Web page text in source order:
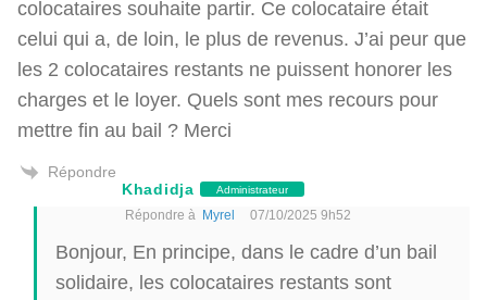
colocataires souhaite partir. Ce colocataire était
celui qui a, de loin, le plus de revenus. J’ai peur que
les 2 colocataires restants ne puissent honorer les
charges et le loyer. Quels sont mes recours pour
mettre fin au bail ? Merci
Répondre
Khadidja
Administrateur
Répondre à Myrel 07/10/2025 9h52
Bonjour, En principe, dans le cadre d’un bail
solidaire, les colocataires restants sont